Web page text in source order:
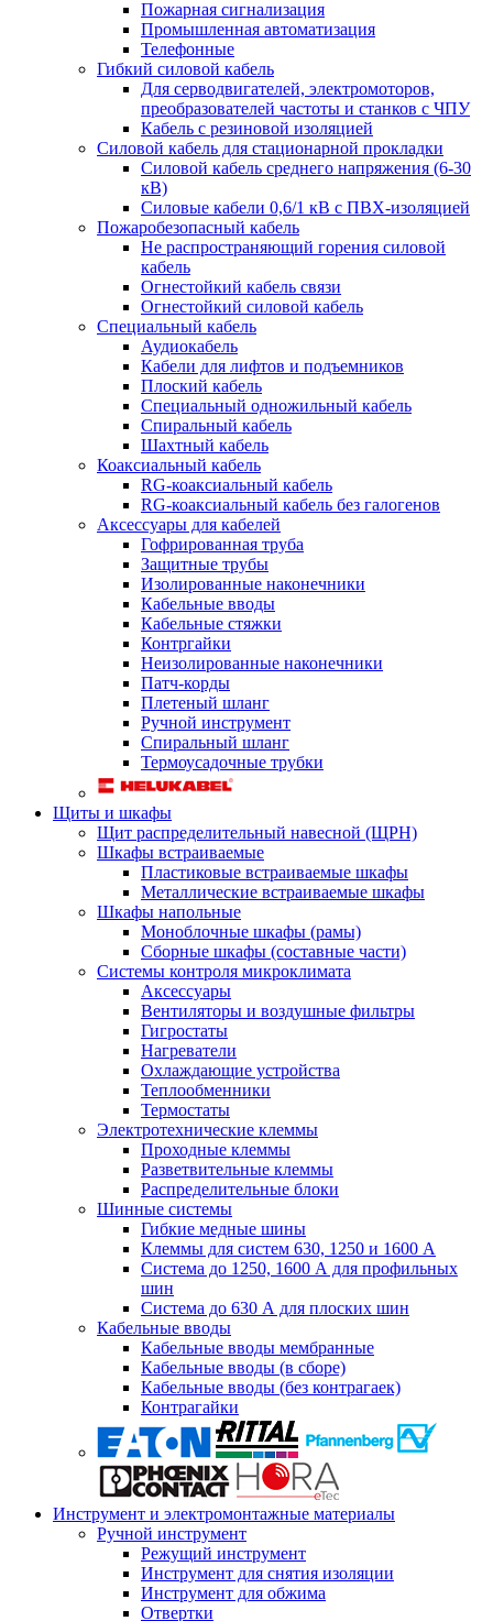
Пожарная сигнализация
Промышленная автоматизация
Телефонные
Гибкий силовой кабель
Для серводвигателей, электромоторов,
преобразователей частоты и станков с ЧПУ
Кабель с резиновой изоляцией
Силовой кабель для стационарной прокладки
Силовой кабель среднего напряжения (6-30
кВ)
Силовые кабели 0,6/1 кВ с ПВХ-изоляцией
Пожаробезопасный кабель
Не распространяющий горения силовой
кабель
Огнестойкий кабель связи
Огнестойкий силовой кабель
Специальный кабель
Аудиокабель
Кабели для лифтов и подъемников
Плоский кабель
Специальный одножильный кабель
Спиральный кабель
Шахтный кабель
Коаксиальный кабель
RG-коаксиальный кабель
RG-коаксиальный кабель без галогенов
Аксессуары для кабелей
Гофрированная труба
Защитные трубы
Изолированные наконечники
Кабельные вводы
Кабельные стяжки
Контргайки
Неизолированные наконечники
Патч-корды
Плетеный шланг
Ручной инструмент
Спиральный шланг
Термоусадочные трубки
Щиты и шкафы
Щит распределительный навесной (ЩРН)
Шкафы встраиваемые
Пластиковые встраиваемые шкафы
Металлические встраиваемые шкафы
Шкафы напольные
Моноблочные шкафы (рамы)
Сборные шкафы (составные части)
Системы контроля микроклимата
Аксессуары
Вентиляторы и воздушные фильтры
Гигростаты
Нагреватели
Охлаждающие устройства
Теплообменники
Термостаты
Электротехнические клеммы
Проходные клеммы
Разветвительные клеммы
Распределительные блоки
Шинные системы
Гибкие медные шины
Клеммы для систем 630, 1250 и 1600 А
Система до 1250, 1600 А для профильных
шин
Система до 630 А для плоских шин
Кабельные вводы
Кабельные вводы мембранные
Кабельные вводы (в сборе)
Кабельные вводы (без контрагаек)
Контрагайки
Инструмент и электромонтажные материалы
Ручной инструмент
Режущий инструмент
Инструмент для снятия изоляции
Инструмент для обжима
Отвертки